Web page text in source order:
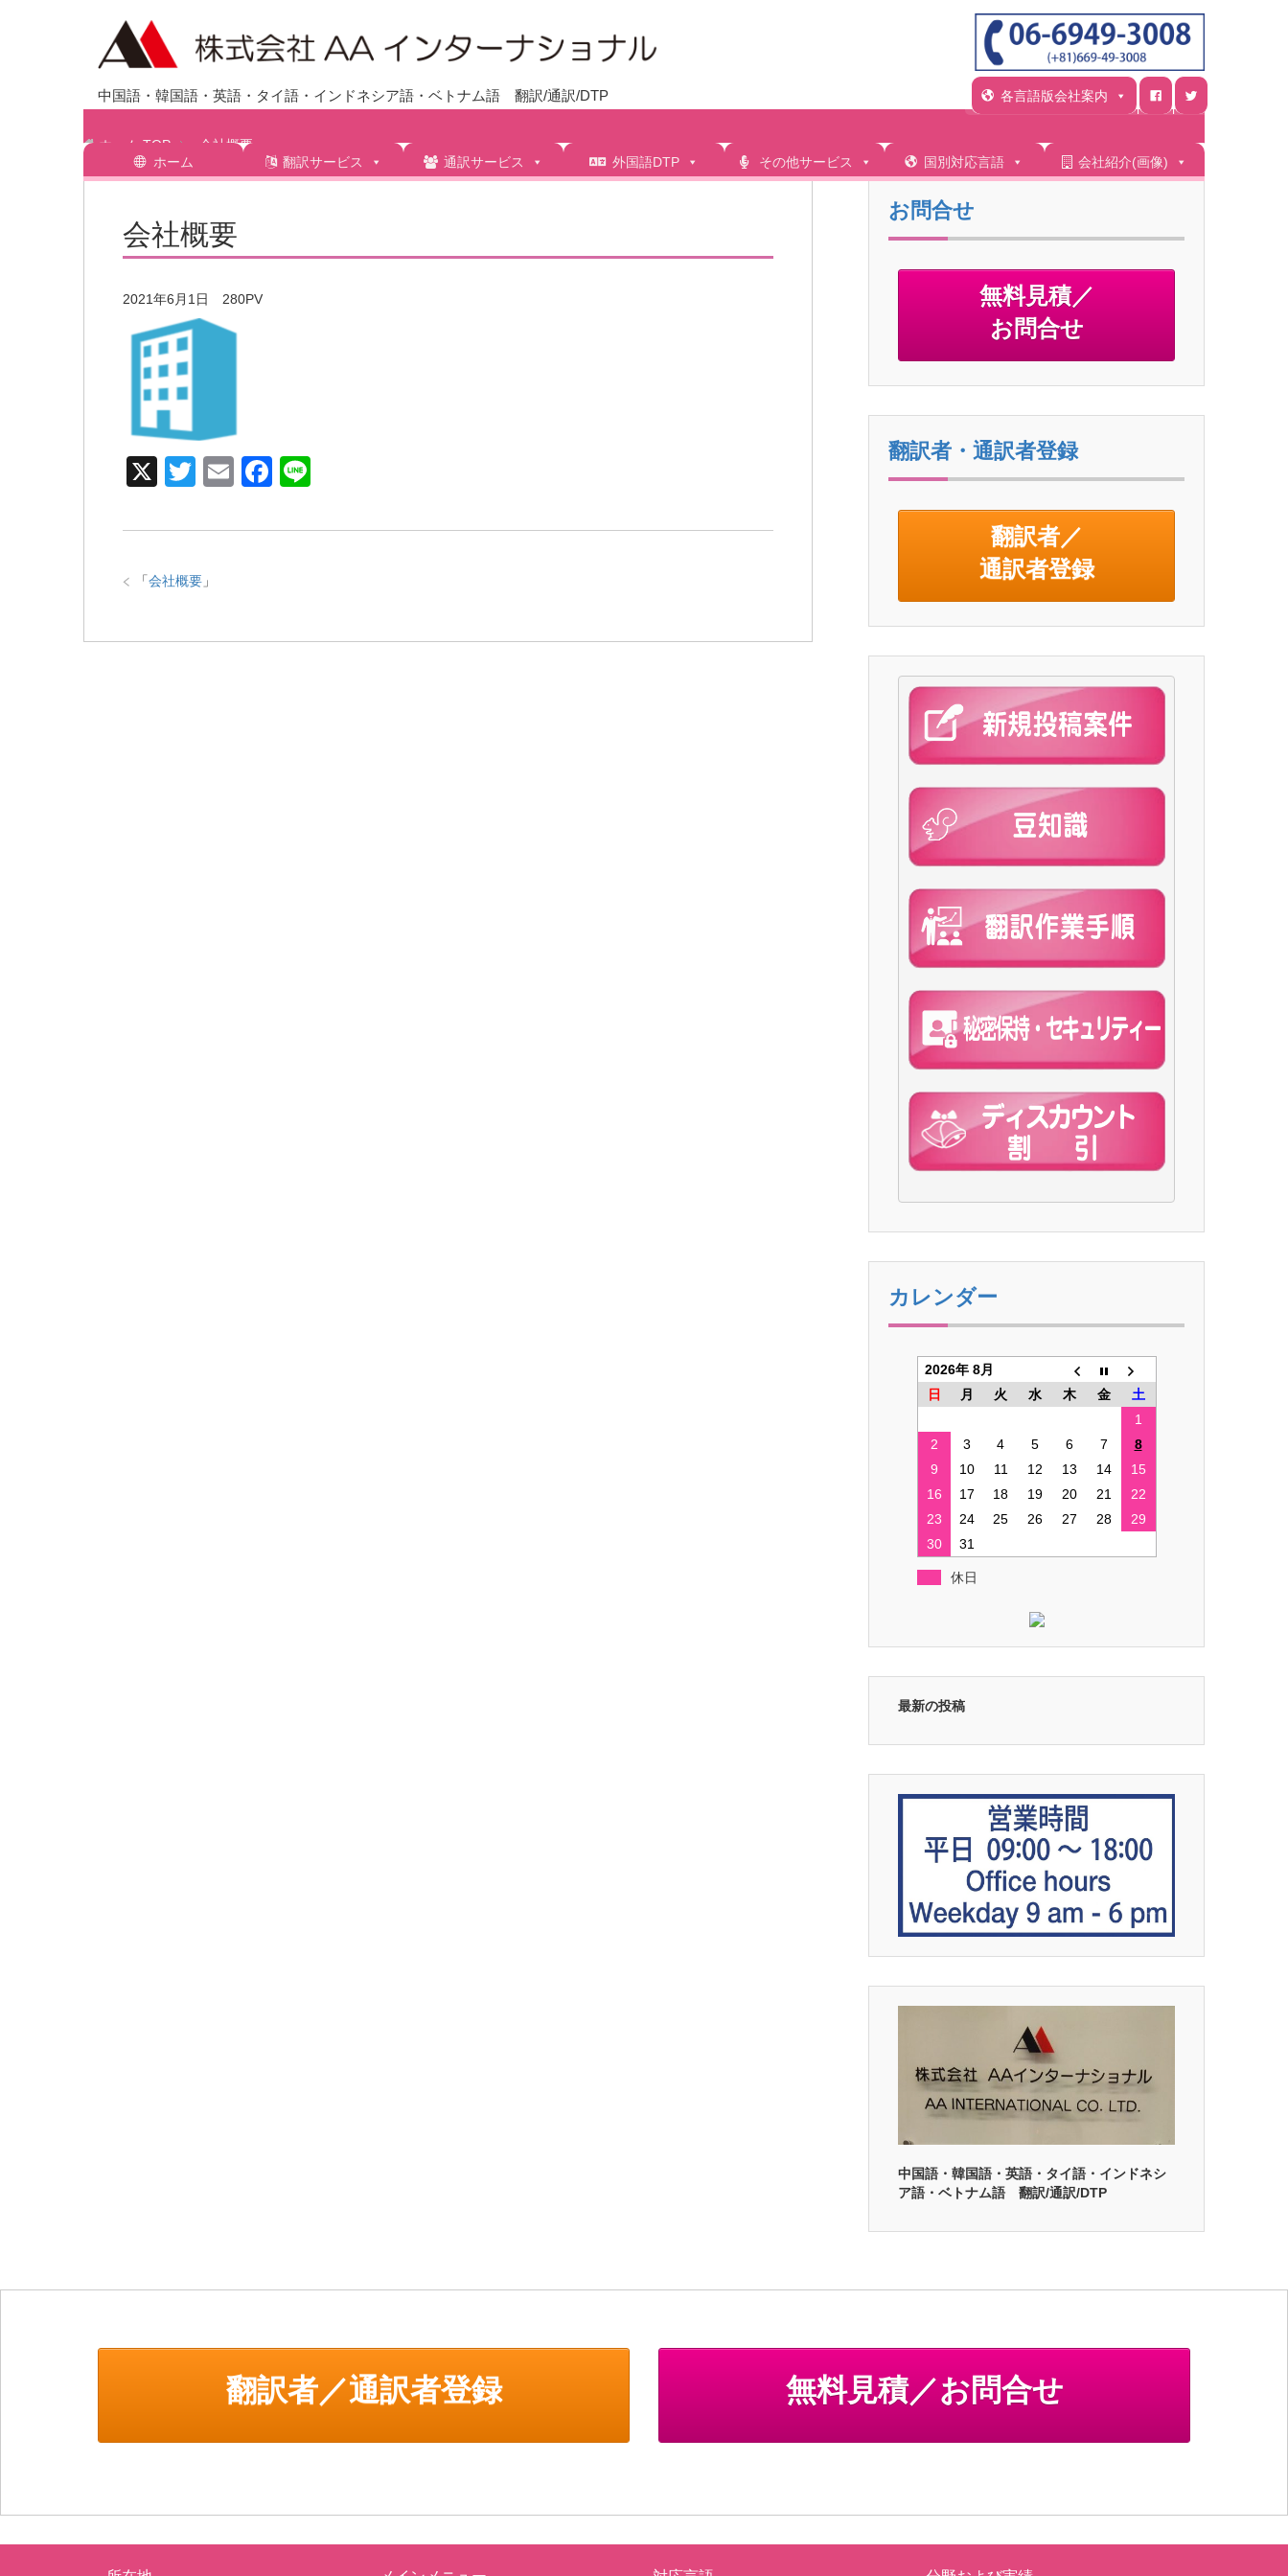
中国語・韓国語・英語・タイ語・インドネシア語・ベトナム語 翻訳/通訳/DTP 各言語版会社案内
ホーム 翻訳サービス 通訳サービス 外国語DTP その他サービス 国別対応言語 会社紹介(画像)
ホーム TOP 会社概要
会社概要
2021年6月1日 280PV
X
T
tt
E
ail
F
c
e
「会社概要 」
お問合せ
無料見積／
お問合せ
翻訳者・通訳者登録
翻訳者／
通訳者登録
カレンダー
2026年 8月
日
月 火 水 木 金
土
1
2
3 4 5 6 7
8
9
10 11 12 13 14
15
16
17 18 19 20 21
22
23
24 25 26 27 28
29
30
31
休日
最新の投稿
中国語・韓国語・英語・タイ語・インドネシ
ア語・ベトナム語 翻訳/通訳/DTP
翻訳者／通訳者登録 無料見積／お問合せ